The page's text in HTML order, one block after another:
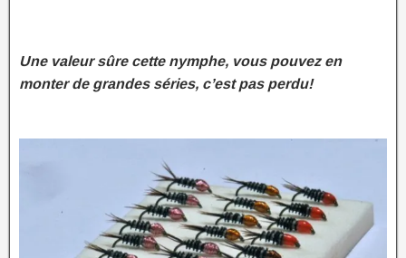
Une valeur sûre cette nymphe, vous pouvez en
monter de grandes séries, c’est pas perdu!